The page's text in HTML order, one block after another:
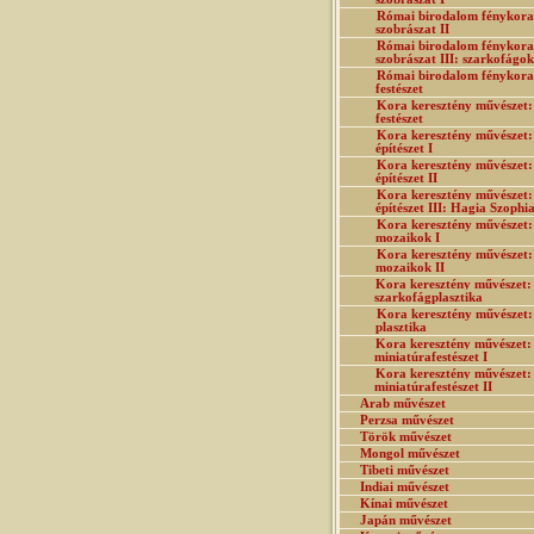
Római birodalom
szobrászat II
Római birodalom
szobrászat III: szarkofágok
Római birodalom
festészet
Kora keresztény művészet:
festészet
Kora keresztény művészet:
építészet I
Kora keresztény művészet:
építészet II
Kora keresztény művészet:
építészet III: Hagia Szophia
Kora keresztény művészet:
mozaikok I
Kora keresztény művészet:
mozaikok II
Kora keresztény művészet:
szarkofágplasztika
Kora keresztény művészet:
plasztika
Kora keresztény művészet:
miniatúrafestészet I
Kora keresztény művészet:
miniatúrafestészet II
Arab művészet
Perzsa művészet
Török művészet
Mongol művészet
Tibeti művészet
Indiai művészet
Kínai művészet
Japán művészet